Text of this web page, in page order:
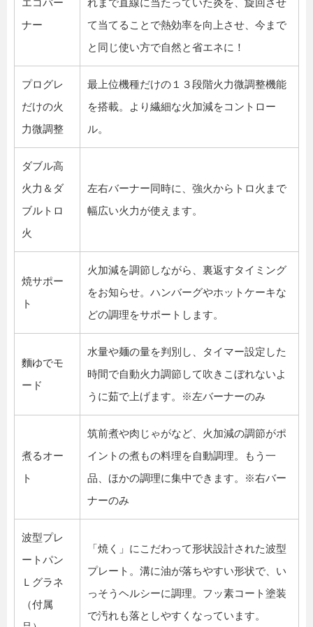
エコバー
ナー
れまで直線に当たっていた炎を、旋回させ
て当てることで熱効率を向上させ、今まで
と同じ使い方で自然と省エネに！
プログレ
だけの火
力微調整
最上位機種だけの１３段階火力微調整機能
を搭載。より繊細な火加減をコントロー
ル。
ダブル高
火力＆ダ
ブルトロ
火
左右バーナー同時に、強火からトロ火まで
幅広い火力が使えます。
焼サポー
ト
火加減を調節しながら、裏返すタイミング
をお知らせ。ハンバーグやホットケーキな
どの調理をサポートします。
麵ゆでモ
ード
水量や麺の量を判別し、タイマー設定した
時間で自動火力調節して吹きこぼれないよ
うに茹で上げます。※左バーナーのみ
煮るオー
ト
筑前煮や肉じゃがなど、火加減の調節がポ
イントの煮もの料理を自動調理。もう一
品、ほかの調理に集中できます。※右バー
ナーのみ
波型プレ
ートパン
Ｌグラネ
（付属
「焼く」にこだわって形状設計された波型
プレート。溝に油が落ちやすい形状で、い
っそうヘルシーに調理。フッ素コート塗装
で汚れも落としやすくなっています。